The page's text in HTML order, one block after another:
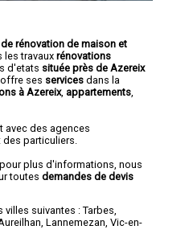
rénovation de maison et
les travaux rénovations
d'etats située près de Azereix
ses services dans la
à Azereix, appartements
avec des agences
des particuliers.
plus d'informations, nous
toutes demandes de devis
villes suivantes : Tarbes,
, Lannemezan, Vic-en-